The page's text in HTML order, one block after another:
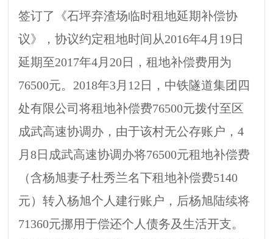
签订了《石坪弃渣场临时租地延期补偿协
议》，协议约定租地时间从2016年4月19日
延期至2017年4月20日，租地补偿费用为
76500元。2018年3月12日，中铁隧道集团四
处有限公司将租地补偿费76500元拨付至区
成武高速协调办，由于该村无公存账户，4
月8日成武高速协调办将76500元租地补偿费
（含杨旭妻子杜秀兰名下租地补偿费5140
元）转入杨旭个人建行账户，后杨旭陆续将
71360元挪用于偿还个人债务及生活开支。